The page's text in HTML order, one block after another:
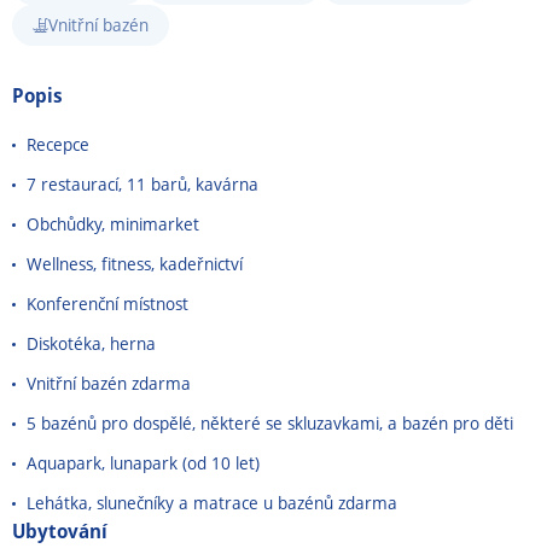
Vnitřní bazén
Popis
Recepce
7 restaurací, 11 barů, kavárna
Obchůdky, minimarket
Wellness, fitness, kadeřnictví
Konferenční místnost
Diskotéka, herna
Vnitřní bazén zdarma
5 bazénů pro dospělé, některé se skluzavkami, a bazén pro děti
Aquapark, lunapark (od 10 let)
Lehátka, slunečníky a matrace u bazénů zdarma
Ubytování